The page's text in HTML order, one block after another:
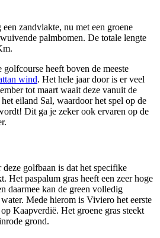
zandvlakte, nu met een groene
palmbomen. De totale lengte
golfcourse heeft boven de meeste
wind. Het hele jaar door is er veel
tot maart waait deze vanuit de
eiland Sal, waardoor het spel op de
Dit ga je zeker ook ervaren op de
golfbaan is dat het specifike
Het paspalum gras heeft een zeer hoge
daarmee kan de green volledig
Mede hierom is Viviero het eerste
Kaapverdië. Het groene gras steekt
grond.